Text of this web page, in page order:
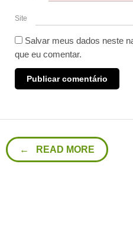
Site
Salvar meus dados neste
que eu comentar.
← READ MORE